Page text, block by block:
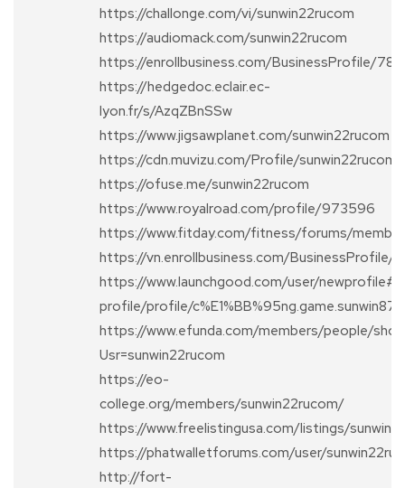
https://challonge.com/vi/sunwin22rucom
https://audiomack.com/sunwin22rucom
https://enrollbusiness.com/BusinessProfile/
https://hedgedoc.eclair.ec-
lyon.fr/s/AzqZBnSSw
https://www.jigsawplanet.com/sunwin22rucom
https://cdn.muvizu.com/Profile/
https://ofuse.me/sunwin22rucom
https://www.royalroad.com/profile/973596
https://www.fitday.com/fitness/forums/
https://vn.enrollbusiness.com/BusinessProfile/
https://www.launchgood.com/user/
profile/profile/c%E1%BB%95ng.game.sunwin87
https://www.efunda.com/members/people/
Usr=sunwin22rucom
https://eo-
college.org/members/sunwin22rucom/
https://www.freelistingusa.com/listings/
https://phatwalletforums.com/user/
http://fort-